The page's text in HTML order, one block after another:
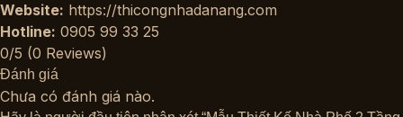
Website: https://thicongnhadanang.com
Hotline: 0905 99 33 25
0/5 (0 Reviews)
Đánh giá
Chưa có đánh giá nào.